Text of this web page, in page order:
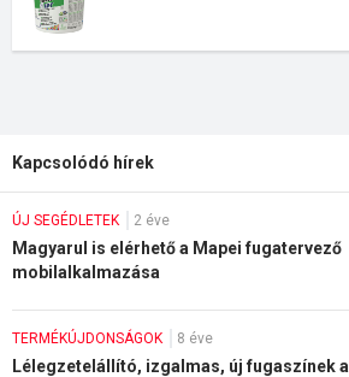
Kapcsolódó hírek
ÚJ SEGÉDLETEK 2 éve
Magyarul is elérhető a Mapei fugatervező
mobilalkalmazása
TERMÉKÚJDONSÁGOK 8 éve
Lélegzetelállító, izgalmas, új fugaszínek a